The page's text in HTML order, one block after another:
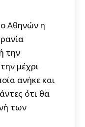
Αθηνών η
την
μέχρι
ανήκε και
ότι θα
των